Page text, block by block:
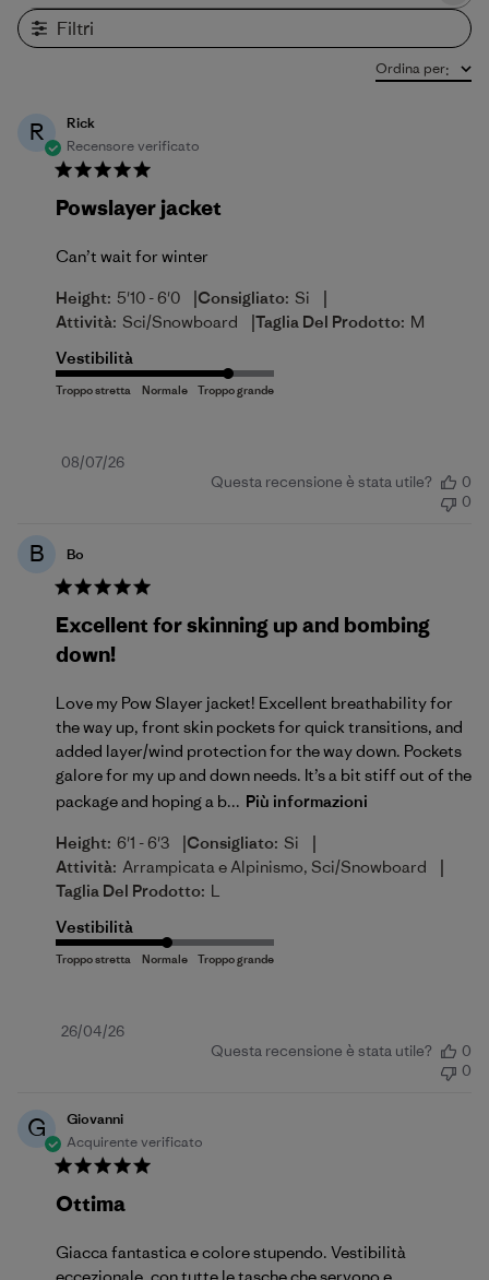
Filtri
Ordina per:
R
Rick
Recensore verificato
Powslayer jacket
Can’t wait for winter
Height: 5'10 - 6'0 |Consigliato: Si |
Attività: Sci/Snowboard |Taglia Del Prodotto: M
Vestibilità
Data
08/07/26
Questa recensione è stata utile?
0
0
B Bo
Excellent for skinning up and bombing
down!
Love my Pow Slayer jacket! Excellent breathability for
the way up, front skin pockets for quick transitions, and
added layer/wind protection for the way down. Pockets
galore for my up and down needs. It’s a bit stiff out of the
package and hoping a b... Più informazioni
Height: 6'1 - 6'3 |Consigliato: Si |
Attività: Arrampicata e Alpinismo, Sci/Snowboard |
Taglia Del Prodotto: L
Vestibilità
Data
26/04/26
Questa recensione è stata utile?
0
0
G
Giovanni
Acquirente verificato
Ottima
Giacca fantastica e colore stupendo. Vestibilità